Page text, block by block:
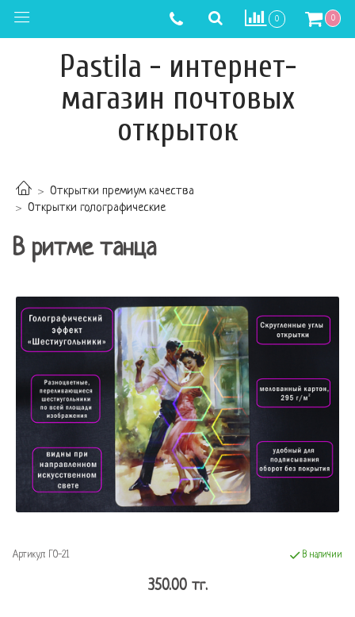
0 0
Pastila - интернет-
магазин почтовых
открыток
Открытки премиум качества
Открытки голографические
В ритме танца
Артикул: ГО-21 В наличии
350.00 тг.